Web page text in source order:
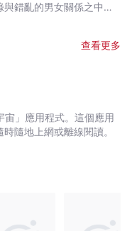
錯亂的男女關係之中，
查看更多
宙」應用程式。這個應用
隨地上網或離線閱讀。